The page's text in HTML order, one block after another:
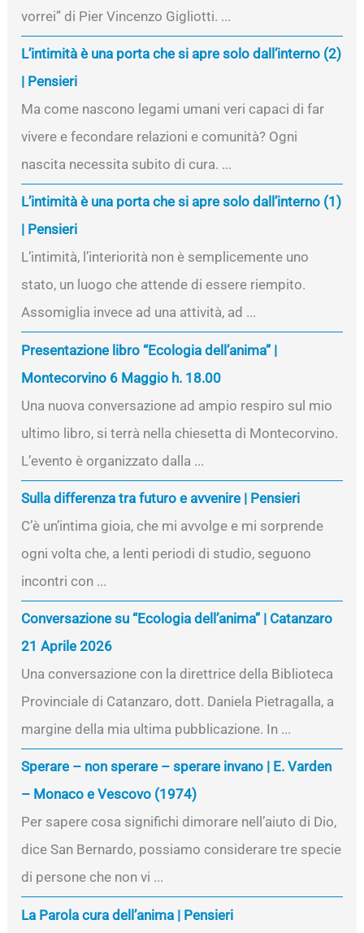
vorrei” di Pier Vincenzo Gigliotti. ...
L’intimità è una porta che si apre solo dall’interno (2)
| Pensieri
Ma come nascono legami umani veri capaci di far
vivere e fecondare relazioni e comunità? Ogni
nascita necessita subito di cura. ...
L’intimità è una porta che si apre solo dall’interno (1)
| Pensieri
L’intimità, l’interiorità non è semplicemente uno
stato, un luogo che attende di essere riempito.
Assomiglia invece ad una attività, ad ...
Presentazione libro “Ecologia dell’anima” |
Montecorvino 6 Maggio h. 18.00
Una nuova conversazione ad ampio respiro sul mio
ultimo libro, si terrà nella chiesetta di Montecorvino.
L’evento è organizzato dalla ...
Sulla differenza tra futuro e avvenire | Pensieri
C’è un’intima gioia, che mi avvolge e mi sorprende
ogni volta che, a lenti periodi di studio, seguono
incontri con ...
Conversazione su “Ecologia dell’anima” | Catanzaro
21 Aprile 2026
Una conversazione con la direttrice della Biblioteca
Provinciale di Catanzaro, dott. Daniela Pietragalla, a
margine della mia ultima pubblicazione. In ...
Sperare – non sperare – sperare invano | E. Varden
– Monaco e Vescovo (1974)
Per sapere cosa significhi dimorare nell’aiuto di Dio,
dice San Bernardo, possiamo considerare tre specie
di persone che non vi ...
La Parola cura dell’anima | Pensieri